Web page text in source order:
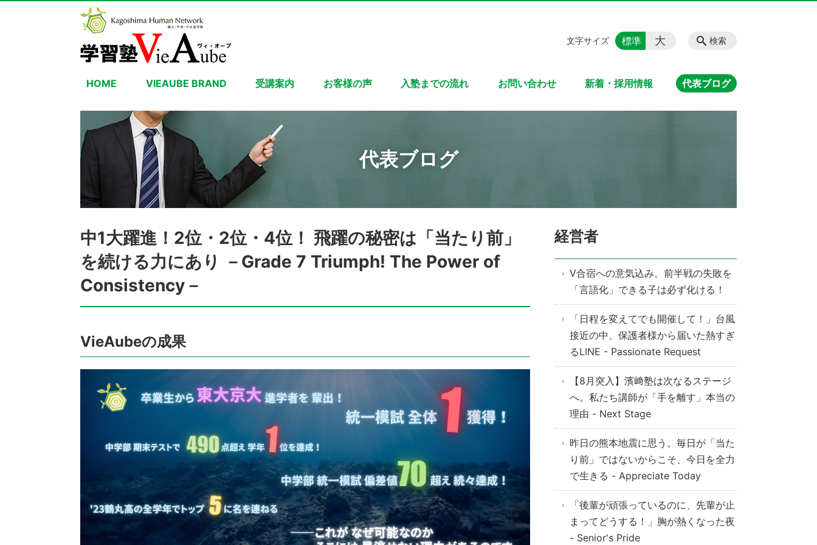
HOME VIEAUBE BRAND 受講案内 お客様の声 入塾までの流れ お問い合わせ 新着・採用情報 代表ブログ
検索
文字サイズ 標準 大
代表ブログ
中1大躍進！2位・2位・4位！ 飛躍の秘密は「当たり前」
を続ける力にあり －Grade 7 Triumph! The Power of
Consistency－
VieAubeの成果
経営者
V合宿への意気込み。前半戦の失敗を
「言語化」できる子は必ず化ける！
「日程を変えてでも開催して！」台風
接近の中、保護者様から届いた熱すぎ
るLINE - Passionate Request
【8月突入】濱﨑塾は次なるステージ
へ。私たち講師が「手を離す」本当の
理由 - Next Stage
昨日の熊本地震に思う。毎日が「当た
り前」ではないからこそ、今日を全力
で生きる - Appreciate Today
「後輩が頑張っているのに、先輩が止
まってどうする！」胸が熱くなった夜
- Senior's Pride